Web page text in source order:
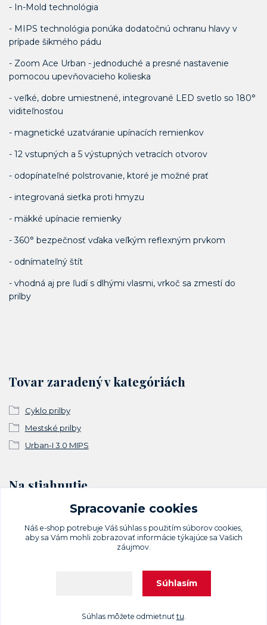
- In-Mold technológia
- MIPS technológia ponúka dodatočnú ochranu hlavy v
prípade šikmého pádu
- Zoom Ace Urban - jednoduché a presné nastavenie
pomocou upevňovacieho kolieska
- veľké, dobre umiestnené, integrované LED svetlo so 180°
viditeľnosťou
- magnetické uzatváranie upínacích remienkov
- 12 vstupných a 5 výstupných vetracích otvorov
- odopínateľné polstrovanie, ktoré je možné prať
- integrovaná sieťka proti hmyzu
- mäkké upínacie remienky
- 360° bezpečnosť vďaka veľkým reflexným prvkom
- odnímateľný štít
- vhodná aj pre ľudí s dlhými vlasmi, vrkoč sa zmestí do
prilby
Tovar zaradený v kategóriách
Cyklo prilby
Mestské prilby
Urban-I 3.0 MIPS
Na stiahnutie
Vyhlásenie o zhode
Upravit sběr cookies.
Vytvorené na Eshop-rychlo.sk
Spracovanie cookies
Náš e-shop potrebuje Váš súhlas s použitím súborov cookies,
aby sa Vám mohli zobrazovať informácie týkajúce sa Vašich
záujmov.
Súhlasím
Súhlas môžete odmietnuť tu